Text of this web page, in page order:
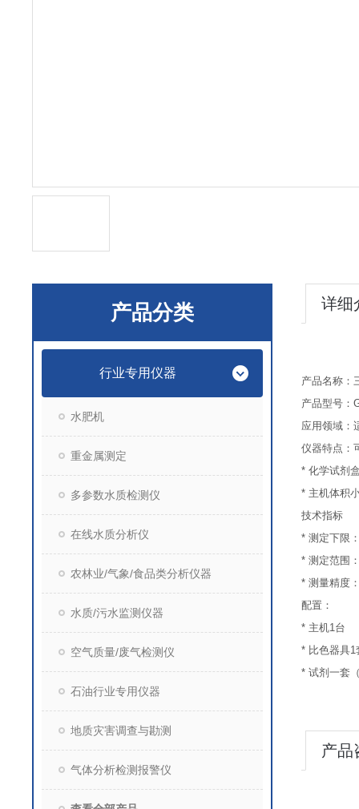
产品分类
行业专用仪器
水肥机
重金属测定
多参数水质检测仪
在线水质分析仪
农林业/气象/食品类分析仪器
水质/污水监测仪器
空气质量/废气检测仪
石油行业专用仪器
地质灾害调查与勘测
气体分析检测报警仪
详细
产品名称：
产品型号：
应用领域：
仪器特点：
* 化学试剂
* 主机体积
技术指标
* 测定下限
* 测定范围
* 测量精度
配置：
* 主机1台
* 比色器具1
* 试剂一套
产品